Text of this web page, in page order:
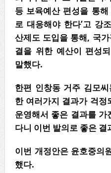
등 보육예산 편성을 통
로 대응해야 한다’고 강
산제도 도입을 통해, 국
결을 위한 예산이 편성
말했다.
한편 인창동 거주 김모
한 여러가지 결과가 걱
운영해서 좋은 결과를
다니 이번 발의로 좋은
이번 개정안은 윤호중의
했다.